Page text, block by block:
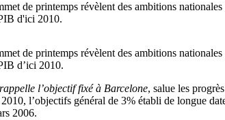
de printemps révèlent des ambitions
d'ici 2010.
de printemps révèlent des ambitions
d’ici 2010.
rappelle l’objectif fixé à Barcelone, salue les
l’objectifs général de 3% établi de longue
2006.